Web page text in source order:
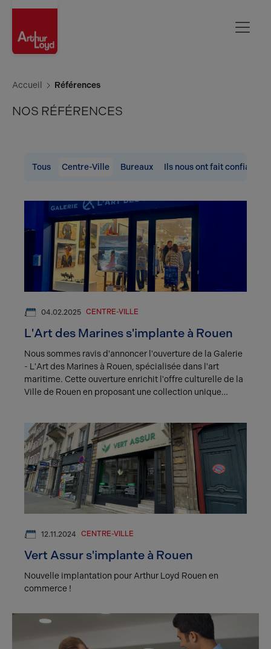
Accueil Références
NOS RÉFÉRENCES
Tous Centre-Ville Bureaux Ils nous ont fait confiance
04.02.2025 CENTRE-VILLE
L'Art des Marines s'implante à Rouen
Nous sommes ravis d'annoncer l'ouverture de la Galerie
- L'Art des Marines à Rouen, spécialisée dans l'art
maritime. Cette ouverture enrichit l'offre culturelle de la
Ville de Rouen en proposant une collection unique
dans cette nouvelle aventure artistique.
12.11.2024 CENTRE-VILLE
Vert Assur s'implante à Rouen
Nouvelle implantation pour Arthur Loyd Rouen en
commerce !